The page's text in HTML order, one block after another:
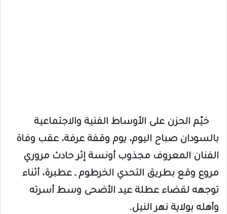
خيّم الحزن على الأوساط الفنية والاجتماعية
بالسودان صباح اليوم، يوم وقفة عرفة، عقب وفاة
الفنان المعروف مجذوب أونسة إثر حادث مروري
مروع وقع بطريق التحدي الخرطوم ـ عطبرة، أثناء
توجهه لقضاء عطلة عيد الأضحى وسط أسرته
وأهله بولاية نهر النيل.